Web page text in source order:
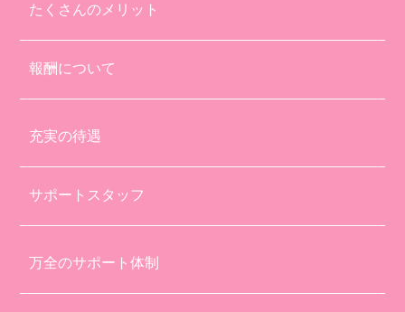
たくさんのメリット
報酬について
充実の待遇
サポートスタッフ
万全のサポート体制